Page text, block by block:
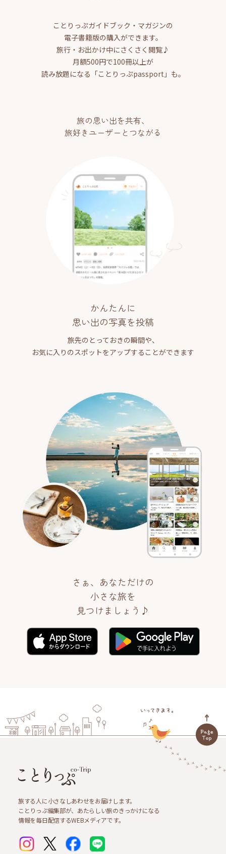
ことりっぷガイドブック・マガジンの
電子書籍版の購入ができます。
旅行・お出かけ中にさくさく閲覧♪
月額500円で100冊以上が
読み放題になる「ことりっぷpassport」も。
旅の思い出を共有、
旅好きユーザーとつながる
かんたんに
思い出の写真を投稿
旅先のとっておきの瞬間や、
お気に入りのスポットをアップすることができます
さぁ、あなただけの
小さな旅を
見つけましょう♪
旅する人に小さなしあわせをお届けします。
ことりっぷ編集部が、あたらしい旅のきっかけになる
情報を毎日配信するWEBメディアです。